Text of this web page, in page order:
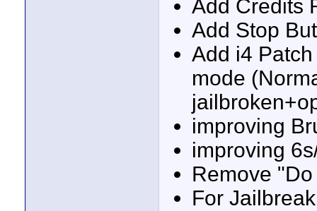
Add Credits
Add Stop
Add i4
mode
improving
improving
Remove
For